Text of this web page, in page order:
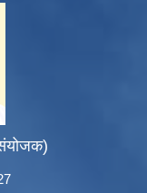
संयोजक)